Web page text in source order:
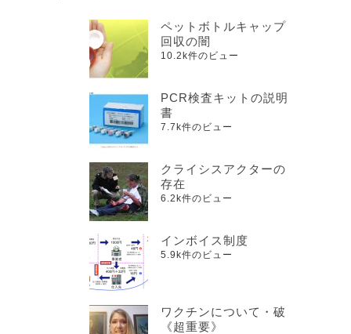
ペットボトルキャップ
回収の闇
10.2k件のビュー
PCR検査キットの説明
書
7.7k件のビュー
クライシスアクターの
存在
6.2k件のビュー
インボイス制度
5.9k件のビュー
ワクチンについて・破
《超重要》